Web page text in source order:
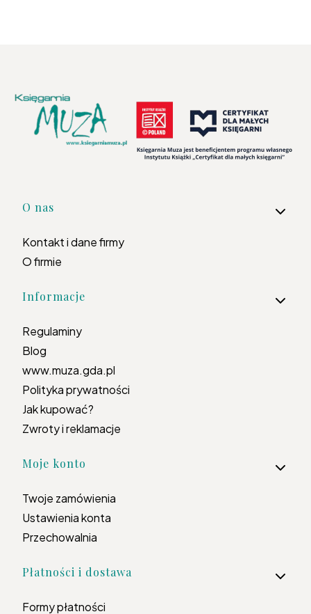
Linki w stopce
O nas
Kontakt i dane firmy
O firmie
Informacje
Regulaminy
Blog
www.muza.gda.pl
Polityka prywatności
Jak kupować?
Zwroty i reklamacje
Moje konto
Twoje zamówienia
Ustawienia konta
Przechowalnia
Płatności i dostawa
Formy płatności